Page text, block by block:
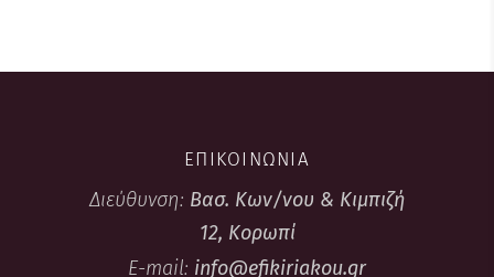
ΕΠΙΚΟΙΝΩΝΙΑ
Διεύθυνση: Βασ. Κων/νου & Κιμπιζή
12, Κορωπί
E-mail: info@efikiriakou.gr